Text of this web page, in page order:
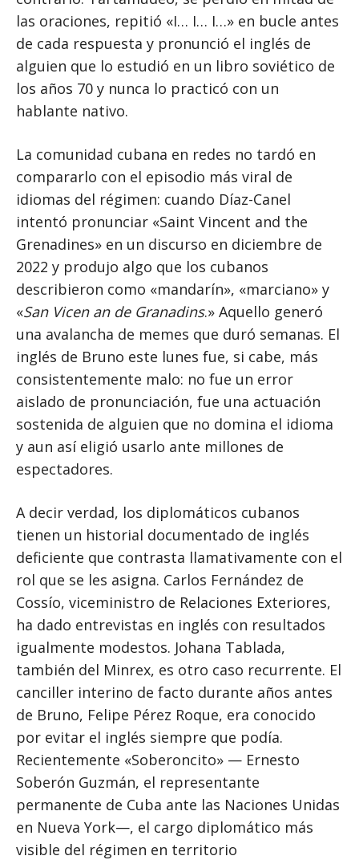
las oraciones, repitió «I… I… I…» en bucle antes
de cada respuesta y pronunció el inglés de
alguien que lo estudió en un libro soviético de
los años 70 y nunca lo practicó con un
hablante nativo.
La comunidad cubana en redes no tardó en
compararlo con el episodio más viral de
idiomas del régimen: cuando Díaz-Canel
intentó pronunciar «Saint Vincent and the
Grenadines» en un discurso en diciembre de
2022 y produjo algo que los cubanos
describieron como «mandarín», «marciano» y
«San Vicen an de Granadins.» Aquello generó
una avalancha de memes que duró semanas. El
inglés de Bruno este lunes fue, si cabe, más
consistentemente malo: no fue un error
aislado de pronunciación, fue una actuación
sostenida de alguien que no domina el idioma
y aun así eligió usarlo ante millones de
espectadores.
A decir verdad, los diplomáticos cubanos
tienen un historial documentado de inglés
deficiente que contrasta llamativamente con el
rol que se les asigna. Carlos Fernández de
Cossío, viceministro de Relaciones Exteriores,
ha dado entrevistas en inglés con resultados
igualmente modestos. Johana Tablada,
también del Minrex, es otro caso recurrente. El
canciller interino de facto durante años antes
de Bruno, Felipe Pérez Roque, era conocido
por evitar el inglés siempre que podía.
Recientemente «Soberoncito» — Ernesto
Soberón Guzmán, el representante
permanente de Cuba ante las Naciones Unidas
en Nueva York—, el cargo diplomático más
visible del régimen en territorio